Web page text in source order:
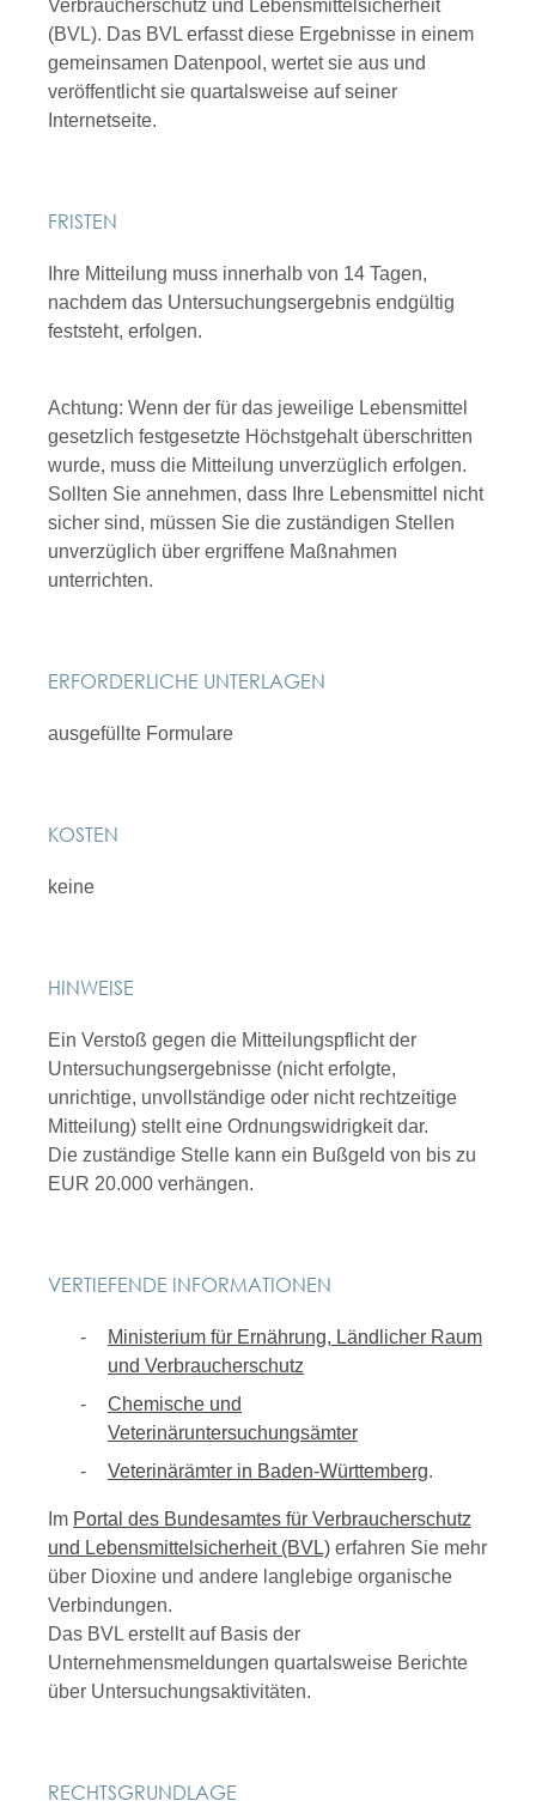
Verbraucherschutz und Lebensmittelsicherheit
(BVL). Das BVL erfasst diese Ergebnisse in einem
gemeinsamen Datenpool, wertet sie aus und
veröffentlicht sie quartalsweise auf seiner
Internetseite.
FRISTEN
Ihre Mitteilung muss innerhalb von 14 Tagen,
nachdem das Untersuchungsergebnis endgültig
feststeht, erfolgen.
Achtung: Wenn der für das jeweilige Lebensmittel
gesetzlich festgesetzte Höchstgehalt überschritten
wurde, muss die Mitteilung unverzüglich erfolgen.
Sollten Sie annehmen, dass Ihre Lebensmittel nicht
sicher sind, müssen Sie die zuständigen Stellen
unverzüglich über ergriffene Maßnahmen
unterrichten.
ERFORDERLICHE UNTERLAGEN
ausgefüllte Formulare
KOSTEN
keine
HINWEISE
Ein Verstoß gegen die Mitteilungspflicht der
Untersuchungsergebnisse (nicht erfolgte,
unrichtige, unvollständige oder nicht rechtzeitige
Mitteilung) stellt eine Ordnungswidrigkeit dar.
Die zuständige Stelle kann ein Bußgeld von bis zu
EUR 20.000 verhängen.
VERTIEFENDE INFORMATIONEN
Ministerium für Ernährung, Ländlicher Raum
und Verbraucherschutz
Chemische und
Veterinäruntersuchungsämter
Veterinärämter in Baden-Württemberg.
Im Portal des Bundesamtes für Verbraucherschutz
und Lebensmittelsicherheit (BVL) erfahren Sie mehr
über Dioxine und andere langlebige organische
Verbindungen.
Das BVL erstellt auf Basis der
Unternehmensmeldungen quartalsweise Berichte
über Untersuchungsaktivitäten.
RECHTSGRUNDLAGE